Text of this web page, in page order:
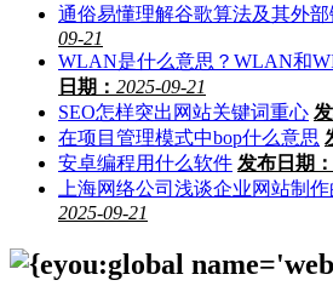
通俗易懂理解谷歌算法及其外
09-21
WLAN是什么意思？WLAN和
日期： 2025-09-21
SEO怎样突出网站关键词重心
在项目管理模式中bop什么意思
安卓编程用什么软件 发布日期：
上海网络公司浅谈企业网站制
2025-09-21